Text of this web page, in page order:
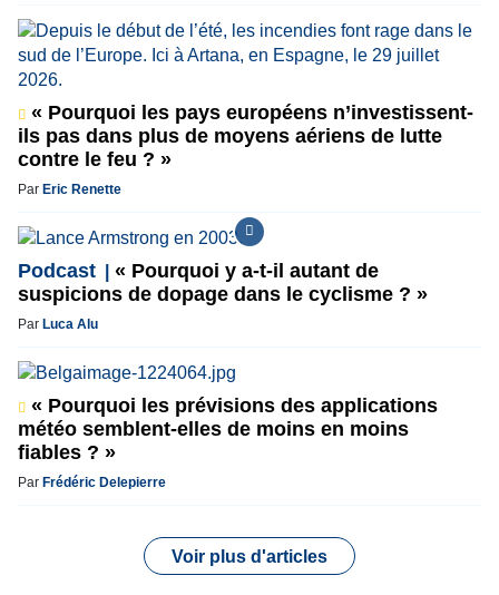
« Pourquoi les pays européens n’investissent-
ils pas dans plus de moyens aériens de lutte
contre le feu ? »
Par Eric Renette
Podcast
« Pourquoi y a-t-il autant de
suspicions de dopage dans le cyclisme ? »
Par Luca Alu
« Pourquoi les prévisions des applications
météo semblent-elles de moins en moins
fiables ? »
Par Frédéric Delepierre
Voir plus d'articles